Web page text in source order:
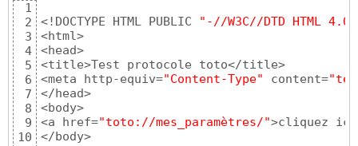
17
18
19
20
21
22
23
24
25
// Affichage des paramètres
if
( ParamCount() > 0
)
    MessageBoxA
}
1
2
3
4
5
6
7
8
9
10
<!DOCTYPE HTML PUBLIC
"-//W3C//DTD HTML
<html>
<head>
<title>Test protocole toto</title>
<meta http-equiv="Content-Type" content=
</head>
<body>
<a href="toto://mes_paramètres/">cliquez
</body>